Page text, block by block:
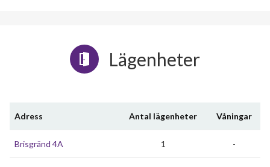
Lägenheter
Adress Antal lägenheter Våningar
Brisgränd 4A 1 -